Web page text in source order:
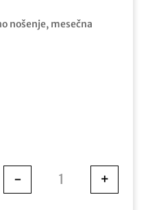
nošenje, mesečna
Bausch&Lomb
- +